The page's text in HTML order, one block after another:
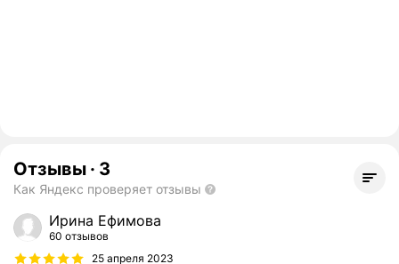
Отзывы · 3
Как Яндекс проверяет отзывы
Ирина Ефимова
60 отзывов
25 апреля 2023